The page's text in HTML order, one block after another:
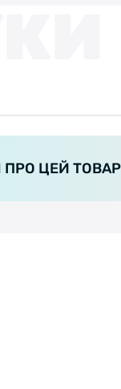
ЦЕЙ ТОВАР